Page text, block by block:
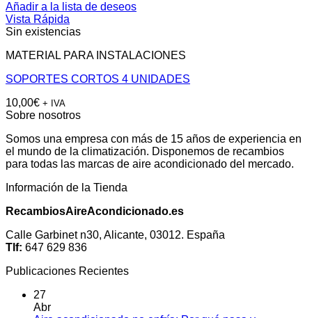
Añadir a la lista de deseos
Vista Rápida
Sin existencias
MATERIAL PARA INSTALACIONES
SOPORTES CORTOS 4 UNIDADES
10,00€ + IVA
Sobre nosotros
Somos una empresa con más de 15 años de experiencia en
el mundo de la climatización. Disponemos de recambios
para todas las marcas de aire acondicionado del mercado.
Información de la Tienda
RecambiosAireAcondicionado.es
Calle Garbinet n30, Alicante, 03012. España
Tlf: 647 629 836
Publicaciones Recientes
27
Abr